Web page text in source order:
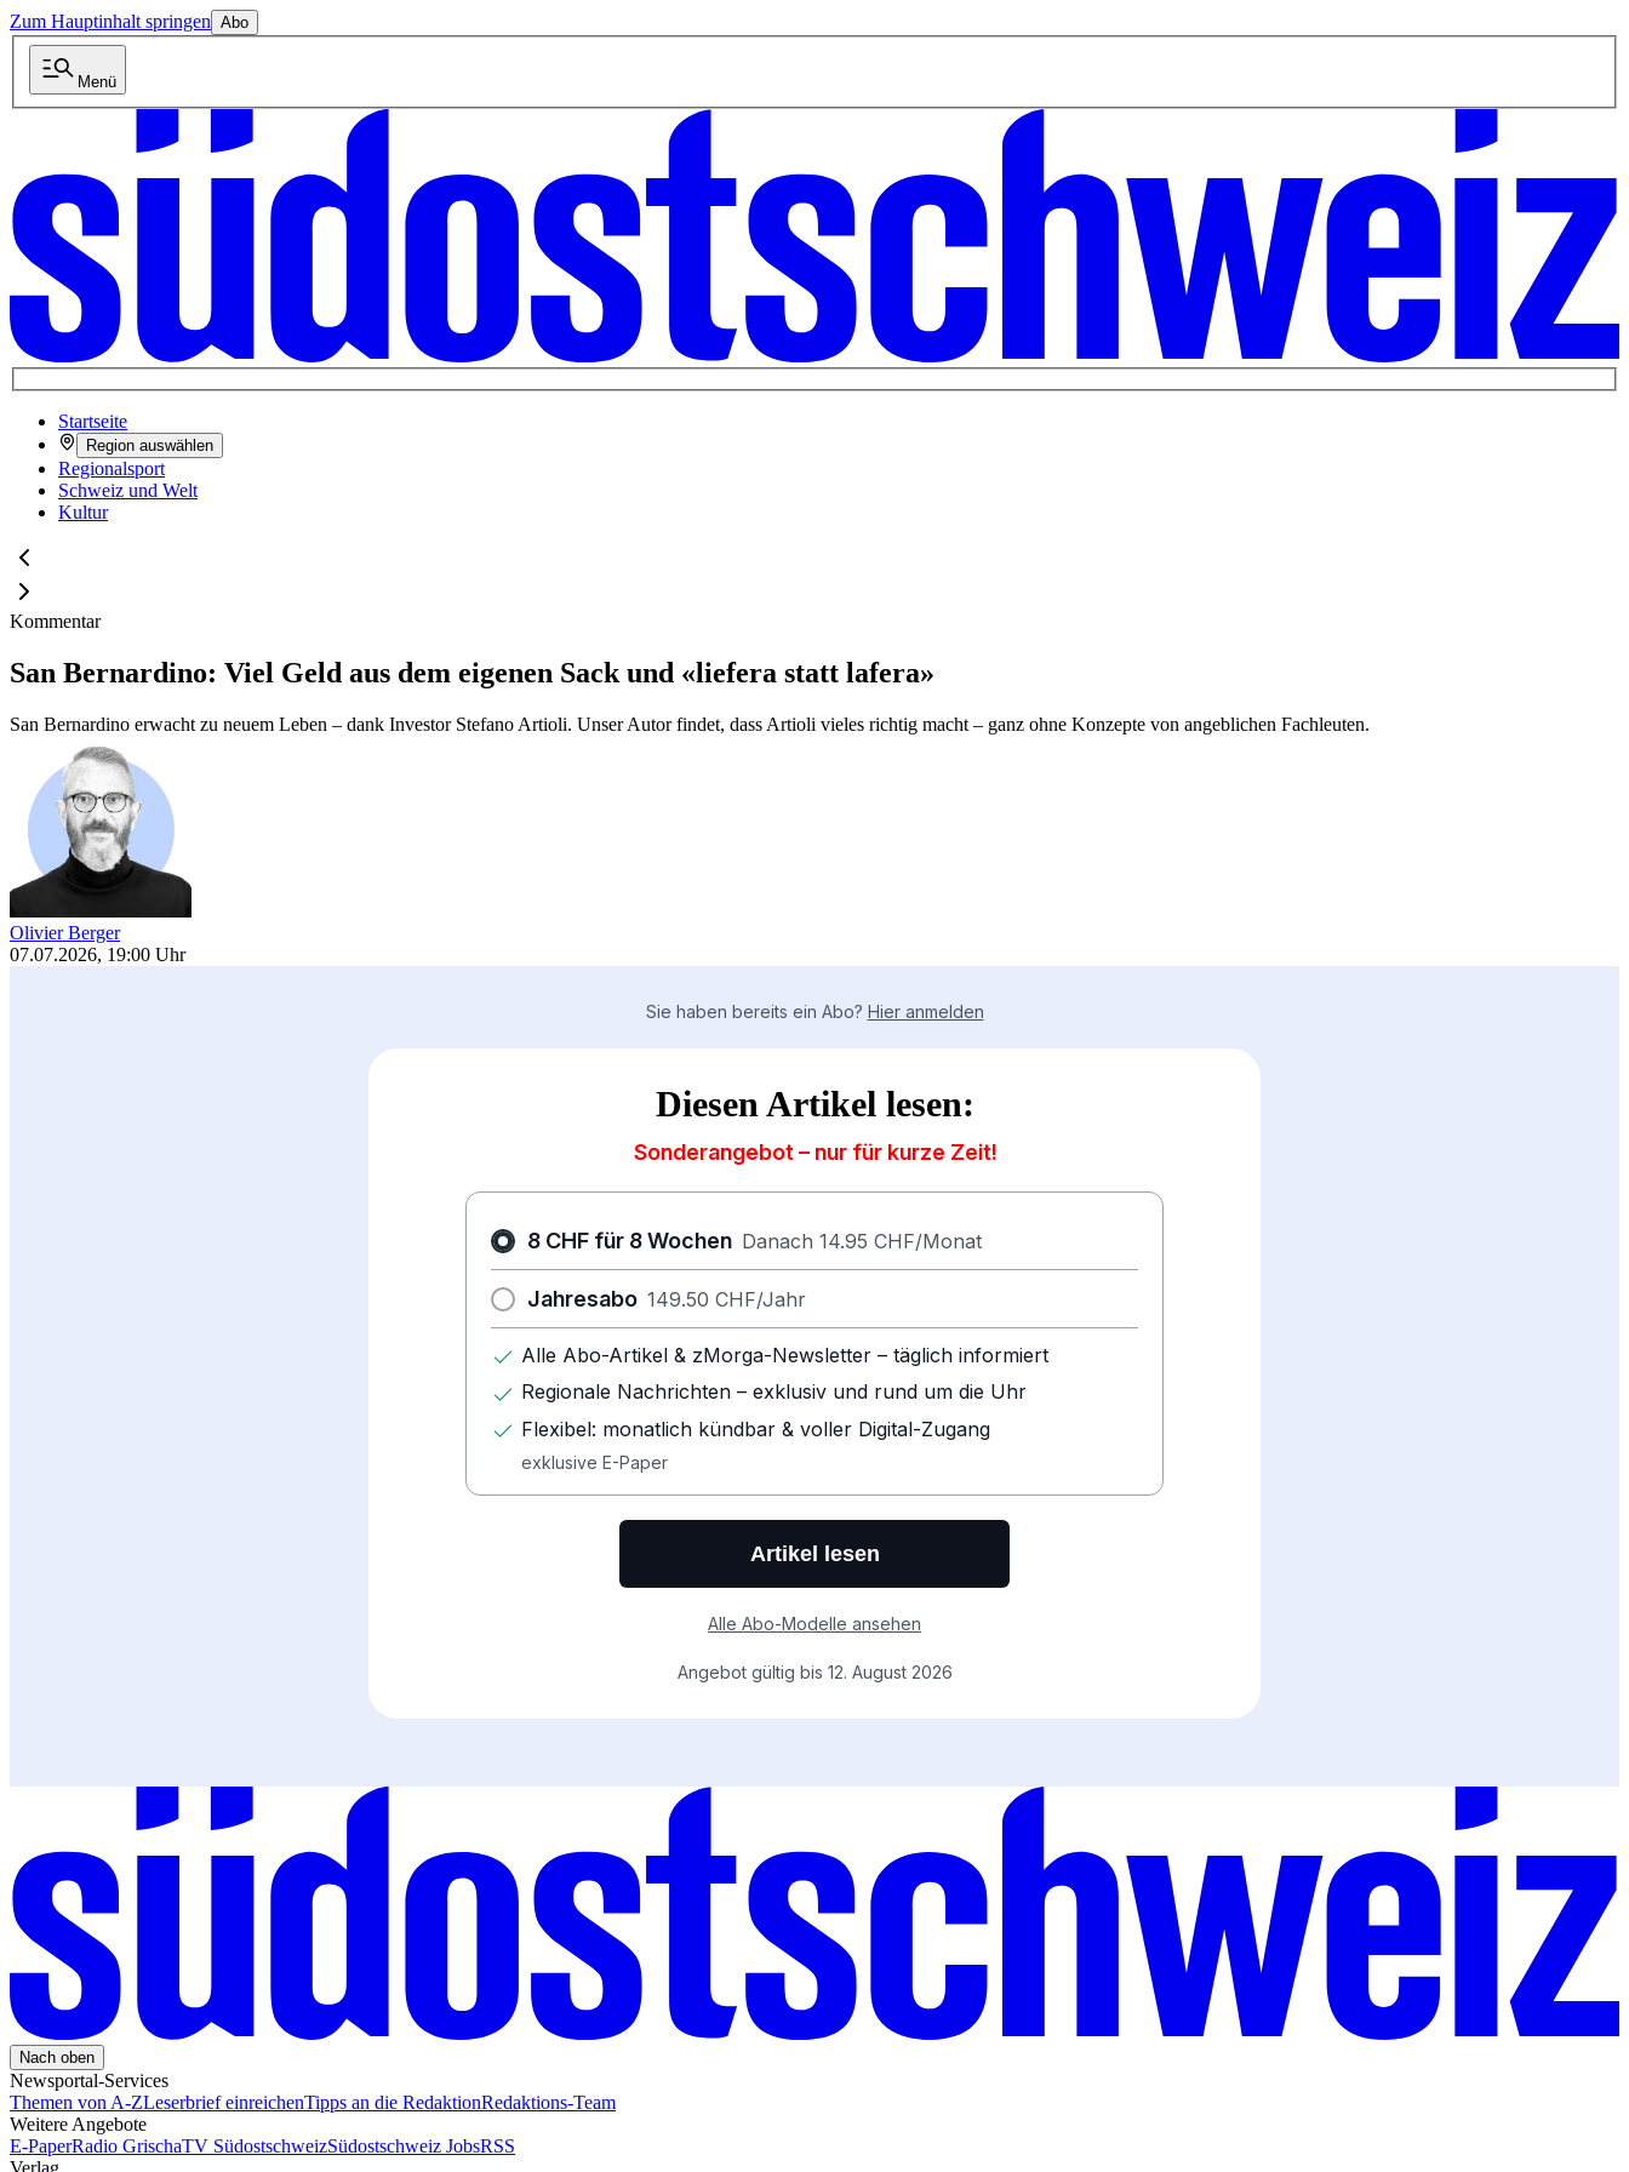
Zum Hauptinhalt springen Abo
Menü
Startseite
Region auswählen
Regionalsport
Schweiz und Welt
Kultur
Kommentar
San Bernardino: Viel Geld aus dem eigenen Sack und «liefera statt lafera»
San Bernardino erwacht zu neuem Leben – dank Investor Stefano Artioli. Unser Autor findet, dass Artioli vieles richtig macht – ganz ohne Konzepte von angeblichen Fachleuten.
Olivier Berger
07.07.2026, 19:00 Uhr
Nach oben
Newsportal-Services
Themen von A-ZLeserbrief einreichenTipps an die RedaktionRedaktions-Team
Weitere Angebote
E-PaperRadio GrischaTV SüdostschweizSüdostschweiz JobsRSS